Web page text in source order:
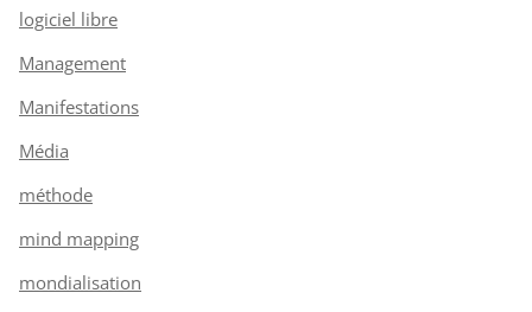
logiciel libre
Management
Manifestations
Média
méthode
mind mapping
mondialisation